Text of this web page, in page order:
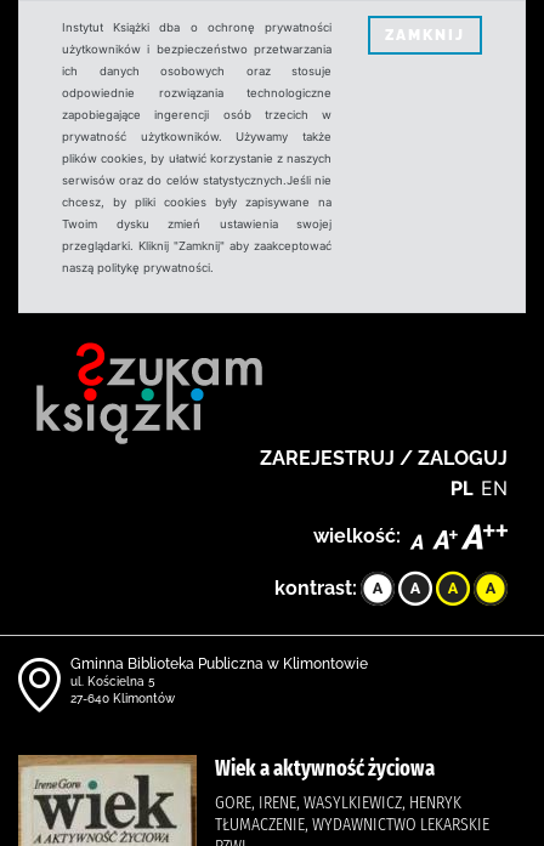
Instytut Książki dba o ochronę prywatności
użytkowników i bezpieczeństwo przetwarzania
ich danych osobowych oraz stosuje
odpowiednie rozwiązania technologiczne
zapobiegające ingerencji osób trzecich w
prywatność użytkowników. Używamy także
plików cookies, by ułatwić korzystanie z naszych
serwisów oraz do celów statystycznych.Jeśli nie
chcesz, by pliki cookies były zapisywane na
Twoim dysku zmień ustawienia swojej
przeglądarki. Kliknij "Zamknij" aby zaakceptować
naszą politykę prywatności.
ZAMKNIJ
ZAREJESTRUJ / ZALOGUJ
PL EN
wielkość:
kontrast:
Gminna Biblioteka Publiczna w Klimontowie
ul. Kościelna 5
27-640 Klimontów
Wiek a aktywność życiowa
GORE, IRENE, WASYLKIEWICZ, HENRYK
TŁUMACZENIE, WYDAWNICTWO LEKARSKIE